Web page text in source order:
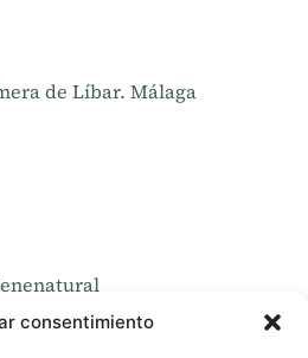
consentimiento
de Líbar. Málaga